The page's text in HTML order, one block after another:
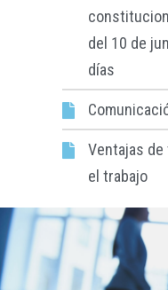
del 10 de
días
Ventajas
el trabajo